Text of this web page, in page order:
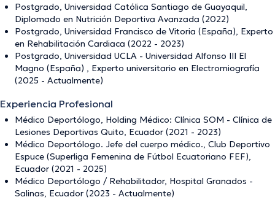
Postgrado, Universidad Católica Santiago de Guayaquil,
Diplomado en Nutrición Deportiva Avanzada (2022)
Postgrado, Universidad Francisco de Vitoria (España), Experto
en Rehabilitación Cardiaca (2022 - 2023)
Postgrado, Universidad UCLA - Universidad Alfonso III El
Magno (España) , Experto universitario en Electromiografía
(2025 - Actualmente)
Experiencia Profesional
Médico Deportólogo, Holding Médico: Clínica SOM - Clínica de
Lesiones Deportivas Quito, Ecuador (2021 - 2023)
Médico Deportólogo. Jefe del cuerpo médico., Club Deportivo
Espuce (Superliga Femenina de Fútbol Ecuatoriano FEF),
Ecuador (2021 - 2025)
Médico Deportólogo / Rehabilitador, Hospital Granados -
Salinas, Ecuador (2023 - Actualmente)